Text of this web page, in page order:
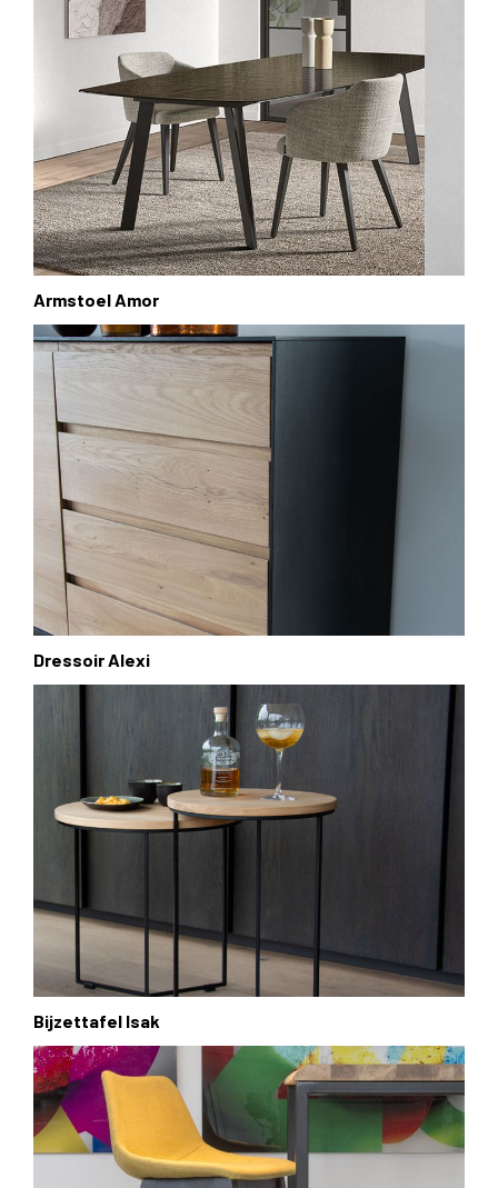
Armstoel Amor
Dressoir Alexi
Bijzettafel Isak